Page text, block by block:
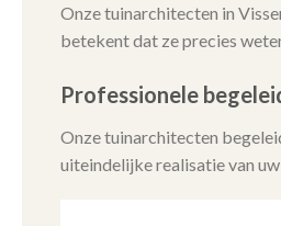
Onze tuinarchitecten in
betekent dat ze precies
Professionele
Onze tuinarchitecten
uiteindelijke realisatie van